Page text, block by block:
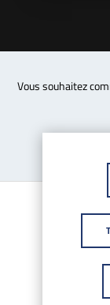
Vous souhaitez